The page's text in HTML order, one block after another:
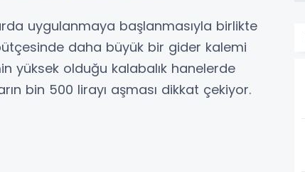
uygulanmaya başlanmasıyla birlikte
daha büyük bir gider kalemi
yüksek olduğu kalabalık hanelerde
bin 500 lirayı aşması dikkat çekiyor.